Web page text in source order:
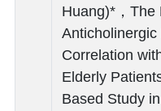
Huang)*，The
Anticholinergic
Correlation
Elderly
Based Study in